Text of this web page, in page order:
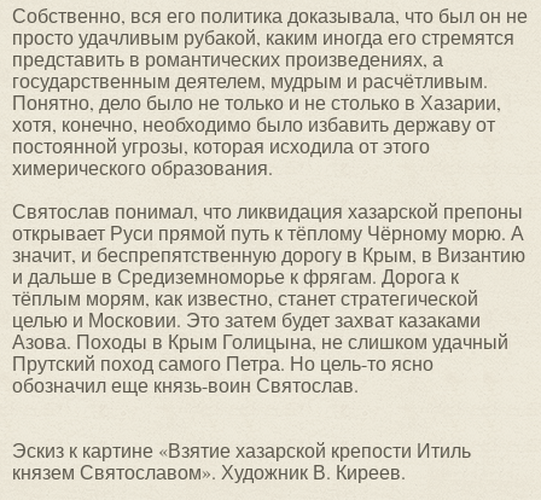
Собственно, вся его политика доказывала, что был он не
просто удачливым рубакой, каким иногда его стремятся
представить в романтических произведениях, а
государственным деятелем, мудрым и расчётливым.
Понятно, дело было не только и не столько в Хазарии,
хотя, конечно, необходимо было избавить державу от
постоянной угрозы, которая исходила от этого
химерического образования.
Святослав понимал, что ликвидация хазарской препоны
открывает Руси прямой путь к тёплому Чёрному морю. А
значит, и беспрепятственную дорогу в Крым, в Византию
и дальше в Средиземноморье к фрягам. Дорога к
тёплым морям, как известно, станет стратегической
целью и Московии. Это затем будет захват казаками
Азова. Походы в Крым Голицына, не слишком удачный
Прутский поход самого Петра. Но цель-то ясно
обозначил еще князь-воин Святослав.
Эскиз к картине «Взятие хазарской крепости Итиль
князем Святославом». Художник В. Киреев.